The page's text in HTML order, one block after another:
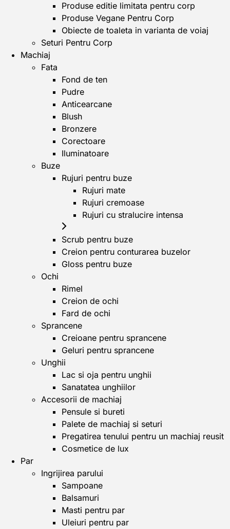
Produse editie limitata pentru corp
Produse Vegane Pentru Corp
Obiecte de toaleta in varianta de voiaj
Seturi Pentru Corp
Machiaj
Fata
Fond de ten
Pudre
Anticearcane
Blush
Bronzere
Corectoare
Iluminatoare
Buze
Rujuri pentru buze
Rujuri mate
Rujuri cremoase
Rujuri cu stralucire intensa
Scrub pentru buze
Creion pentru conturarea buzelor
Gloss pentru buze
Ochi
Rimel
Creion de ochi
Fard de ochi
Sprancene
Creioane pentru sprancene
Geluri pentru sprancene
Unghii
Lac si oja pentru unghii
Sanatatea unghiilor
Accesorii de machiaj
Pensule si bureti
Palete de machiaj si seturi
Pregatirea tenului pentru un machiaj reusit
Cosmetice de lux
Par
Ingrijirea parului
Sampoane
Balsamuri
Masti pentru par
Uleiuri pentru par